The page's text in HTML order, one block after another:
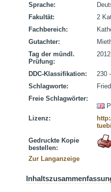
Sprache:
Fakultät:
2
Fachbereich:
Gutachter:
Tag der mündl.
Prüfung:
DDC-Klassifikation:
230
Schlagworte:
Freie Schlagwörter:
Lizenz:
Gedruckte Kopie
bestellen:
Zur Langanzeige